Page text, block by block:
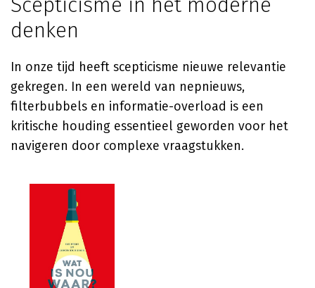
denken
In onze tijd heeft scepticisme nieuwe relevantie
gekregen. In een wereld van nepnieuws,
filterbubbels en informatie-overload is een
kritische houding essentieel geworden voor het
navigeren door complexe vraagstukken.